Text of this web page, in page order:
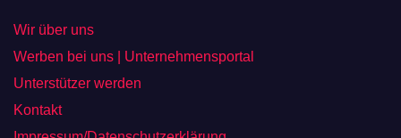
Wir über uns
Werben bei uns | Unternehmensportal
Unterstützer werden
Kontakt